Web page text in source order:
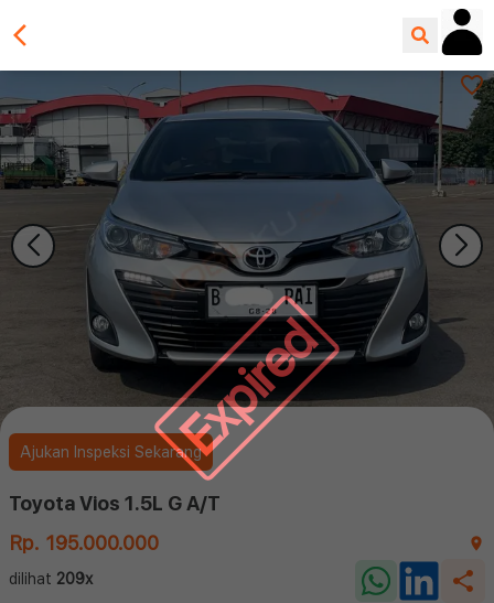
Expired
Ajukan Inspeksi Sekarang
Toyota Vios 1.5L G A/T
Rp. 195.000.000
dilihat 209x